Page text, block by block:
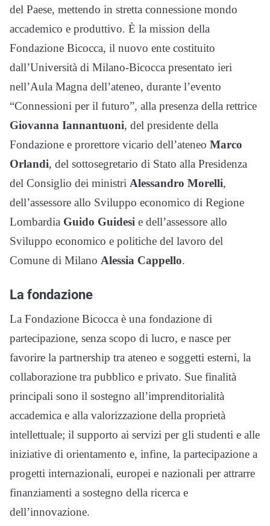
del Paese, mettendo in stretta connessione mondo
accademico e produttivo. È la mission della
Fondazione Bicocca, il nuovo ente costituito
dall’Università di Milano-Bicocca presentato ieri
nell’Aula Magna dell’ateneo, durante l’evento
“Connessioni per il futuro”, alla presenza della rettrice
Giovanna Iannantuoni, del presidente della
Fondazione e prorettore vicario dell’ateneo Marco
Orlandi, del sottosegretario di Stato alla Presidenza
del Consiglio dei ministri Alessandro Morelli,
dell’assessore allo Sviluppo economico di Regione
Lombardia Guido Guidesi e dell’assessore allo
Sviluppo economico e politiche del lavoro del
Comune di Milano Alessia Cappello.
La fondazione
La Fondazione Bicocca è una fondazione di
partecipazione, senza scopo di lucro, e nasce per
favorire la partnership tra ateneo e soggetti esterni, la
collaborazione tra pubblico e privato. Sue finalità
principali sono il sostegno all’imprenditorialità
accademica e alla valorizzazione della proprietà
intellettuale; il supporto ai servizi per gli studenti e alle
iniziative di orientamento e, infine, la partecipazione a
progetti internazionali, europei e nazionali per attrarre
finanziamenti a sostegno della ricerca e
dell’innovazione.